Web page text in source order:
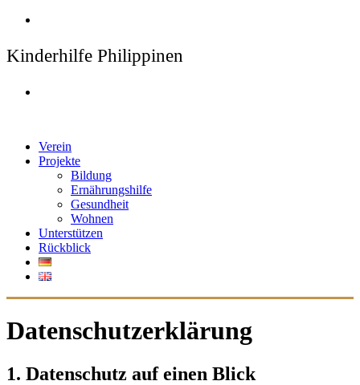
Kinderhilfe Philippinen
Verein
Projekte
Bildung
Ernährungshilfe
Gesundheit
Wohnen
Unterstützen
Rückblick
Datenschutzerklärung
1. Datenschutz auf einen Blick